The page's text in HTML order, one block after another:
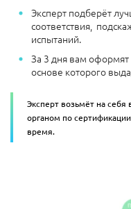
Эксперт подберёт
соответствия,
испытаний.
За 3 дня вам оформят
основе которого
Эксперт возьмёт на
органом по
время.